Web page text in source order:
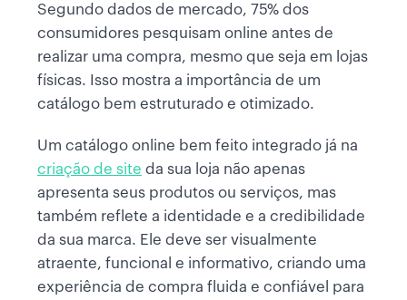
Segundo dados de mercado, 75% dos
consumidores pesquisam online antes de
realizar uma compra, mesmo que seja em lojas
físicas. Isso mostra a importância de um
catálogo bem estruturado e otimizado.
Um catálogo online bem feito integrado já na
criação de site da sua loja não apenas
apresenta seus produtos ou serviços, mas
também reflete a identidade e a credibilidade
da sua marca. Ele deve ser visualmente
atraente, funcional e informativo, criando uma
experiência de compra fluida e confiável para